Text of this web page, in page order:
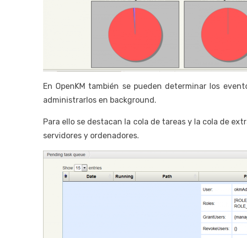
En OpenKM también se pueden determinar los
administrarlos en background.
Para ello se destacan la cola de tareas y la cola de
servidores y ordenadores.